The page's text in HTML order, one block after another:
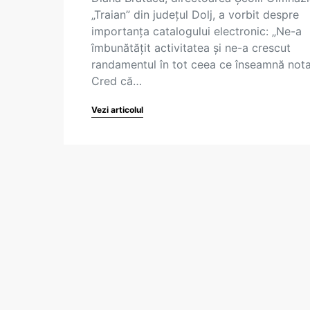
„Traian” din județul Dolj, a vorbit despre
importanța catalogului electronic: „Ne-a
îmbunătățit activitatea și ne-a crescut
randamentul în tot ceea ce înseamnă
Cred că…
Vezi articolul